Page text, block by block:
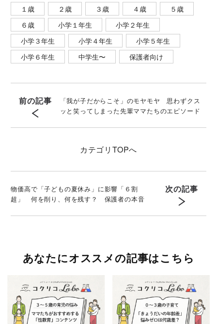
１歳 ２歳 ３歳 ４歳
５歳
６歳
小学１年生
小学２年生
小学３年生
小学４年生
小学５年生
小学６年生
中学生〜 保護者向け
前の記事
「我が子だからこそ」のモヤモヤ 思わずクス
ッと笑ってしまった先輩ママたちのエピソード
カテゴリ TOPへ
物価高で「子どもの夏休み」に影響「６割
超」 何を削り、何を残す？ 保護者の本音
次の記事
あなたにオススメの記事はこちら